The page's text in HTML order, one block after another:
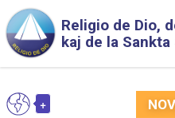
Skip to main content
Religio de Dio,
kaj de la
+